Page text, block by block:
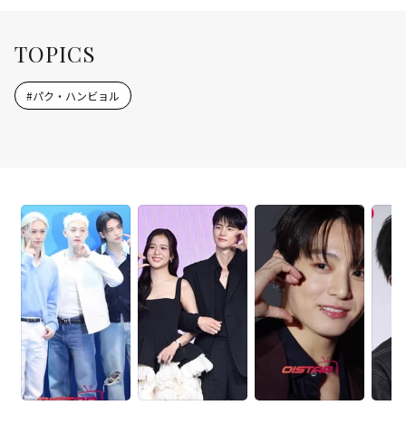
TOPICS
#パク・ハンビョル